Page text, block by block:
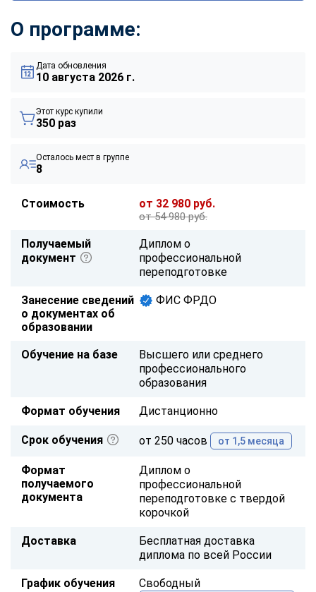
О программе:
Дата обновления
10 августа 2026 г.
Этот курс купили
350 раз
Осталось мест в группе
8
Стоимость от 32 980 руб.
от 54 980 руб.
Получаемый
документ
Диплом о
профессиональной
переподготовке
Занесение сведений
о документах об
образовании
ФИС ФРДО
Обучение на базе
Высшего или среднего
профессионального
образования
Формат обучения Дистанционно
Срок обучения от 250 часов от 1,5 месяца
Формат
получаемого
документа
Диплом о
профессиональной
переподготовке с твердой
корочкой
Доставка
Бесплатная доставка
диплома по всей России
График обучения Свободный